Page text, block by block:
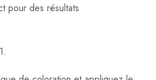
pour des résultats